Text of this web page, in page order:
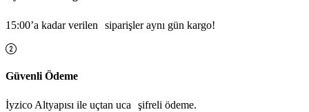
15:00’a kadar verilen siparişler aynı gün kargo!
Güvenli Ödeme
İyzico Altyapısı ile uçtan uca şifreli ödeme.